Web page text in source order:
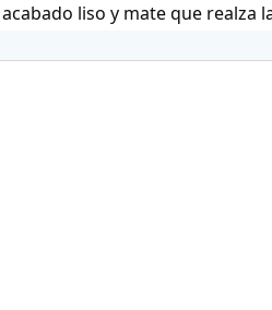
liso y mate que realza